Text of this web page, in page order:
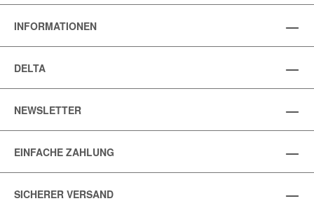
INFORMATIONEN
DELTA
NEWSLETTER
EINFACHE ZAHLUNG
SICHERER VERSAND